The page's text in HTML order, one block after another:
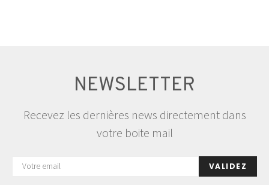
NEWSLETTER
Recevez les dernières news directement dans
votre boite mail
VALIDEZ